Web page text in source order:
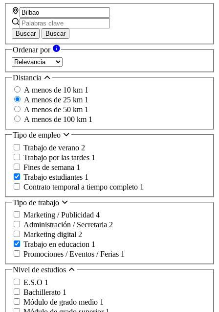
Buscar Buscar
Ordenar por
Distancia
A menos de 10 km 1
A menos de 25 km 1
A menos de 50 km 1
A menos de 100 km 1
Tipo de empleo
Trabajo de verano 2
Trabajo por las tardes 1
Fines de semana 1
Trabajo estudiantes 1
Contrato temporal a tiempo completo 1
Tipo de trabajo
Marketing / Publicidad 4
Administración / Secretaria 2
Marketing digital 2
Trabajo en educacion 1
Promociones / Eventos / Ferias 1
Nivel de estudios
E.S.O 1
Bachillerato 1
Módulo de grado medio 1